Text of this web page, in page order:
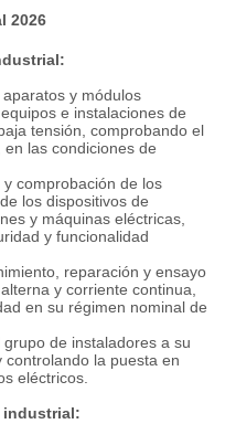
y módulos
e instalaciones de
tensión, comprobando el
las condiciones de
comprobación de los
los dispositivos de
y máquinas eléctricas,
y funcionalidad
reparación y ensayo
y corriente continua,
en su régimen nominal de
de instaladores a su
la puesta en
eléctricos.
industrial: